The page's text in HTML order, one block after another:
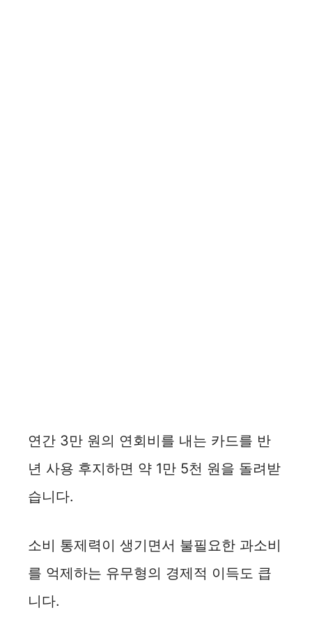
연간 3만 원의 연회비를 내는 카드를 반
년 사용 후지하면 약 1만 5천 원을 돌려받
습니다.
소비 통제력이 생기면서 불필요한 과소비
를 억제하는 유무형의 경제적 이득도 큽
니다.